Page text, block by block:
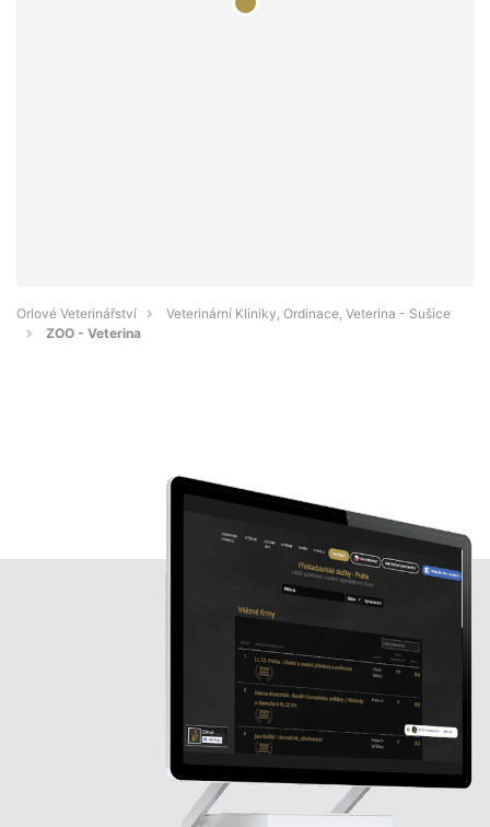
Orlové Veterinářství
Veterinární Kliniky, Ordinace, Veterina - Sušice
ZOO - Veterina